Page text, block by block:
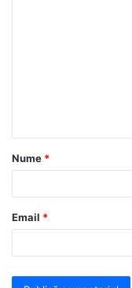
a
r
*
Nume *
Email *